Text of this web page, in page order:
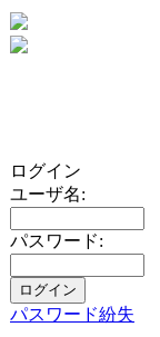
ログイン
ユーザ名:
パスワード:
パスワード紛失